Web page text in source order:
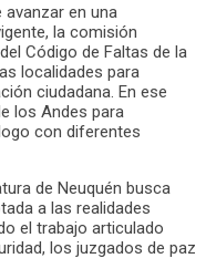
en una
la comisión
Código de Faltas de la
localidades para
ciudadana. En ese
los Andes para
con diferentes
de Neuquén busca
a las realidades
el trabajo articulado
los juzgados de paz